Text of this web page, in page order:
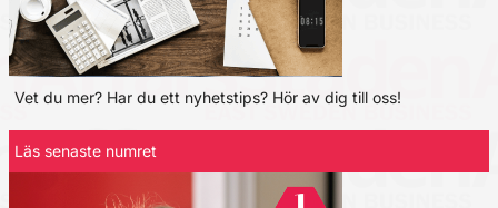
Vet du mer? Har du ett nyhetstips? Hör av dig till oss!
Läs senaste numret